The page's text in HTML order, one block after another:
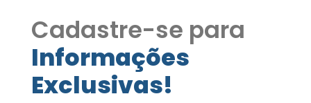
Cadastre-se para
Informações
Exclusivas!